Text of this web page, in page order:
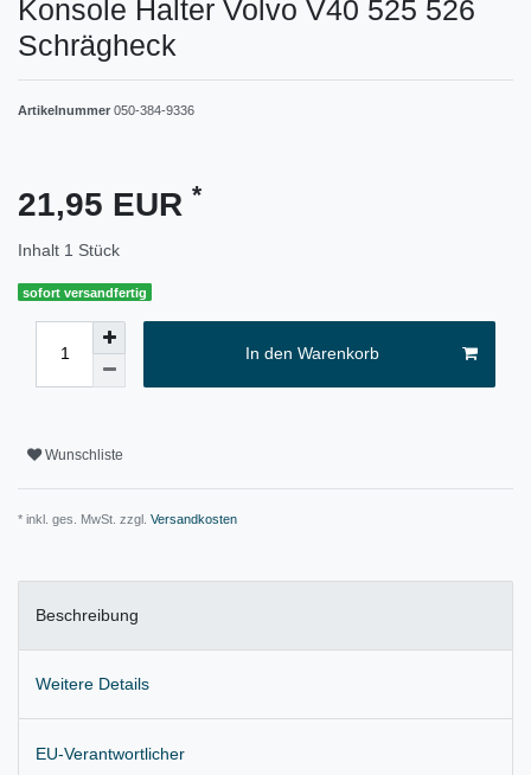
Konsole Halter Volvo V40 525 526
Schrägheck
Artikelnummer 050-384-9336
21,95 EUR *
Inhalt 1 Stück
sofort versandfertig
In den Warenkorb
Wunschliste
* inkl. ges. MwSt. zzgl. Versandkosten
Beschreibung
Weitere Details
EU-Verantwortlicher